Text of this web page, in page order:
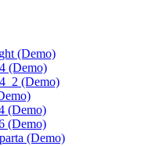
(Demo)
(Demo)
(Demo)
(Demo)
(Demo)
(Demo)